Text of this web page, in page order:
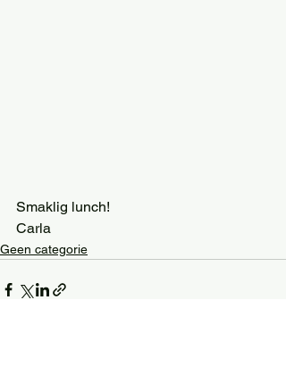
Smaklig lunch!
Carla
Geen categorie